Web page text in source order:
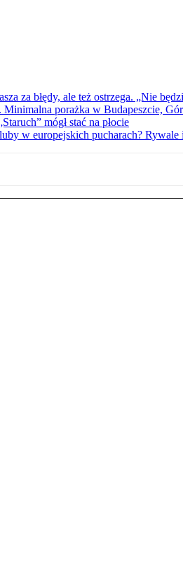
za błędy, ale też ostrzega. „Nie
porażka w Budapeszcie,
mógł stać na płocie
w europejskich pucharach? Rywale